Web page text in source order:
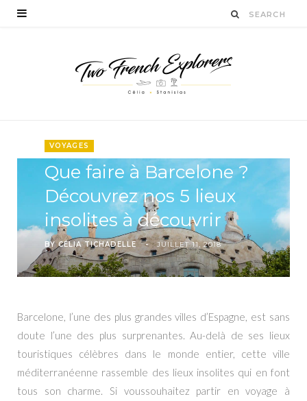
VOYAGES
Que faire à Barcelone ?
Découvrez nos 5 lieux
insolites à découvrir
BYCÉLIA TICHADELLE JUILLET 11, 2018
Barcelone, l’une des plus grandes villes d’Espagne, est sans
doute l’une des plus surprenantes. Au-delà de ses lieux
touristiques célèbres dans le monde entier, cette ville
méditerranéenne rassemble des lieux insolites qui en font
tous son charme. Si voussouhaitez partir en voyage à